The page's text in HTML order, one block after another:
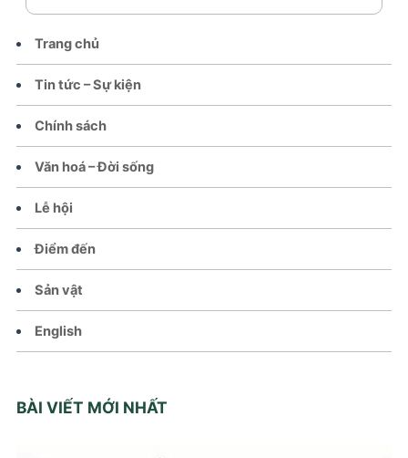
Trang chủ
Tin tức – Sự kiện
Chính sách
Văn hoá – Đời sống
Lễ hội
Điểm đến
Sản vật
English
BÀI VIẾT MỚI NHẤT